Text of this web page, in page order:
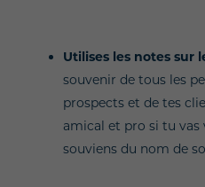
Utilises les notes sur
souvenir de tous les
prospects et de tes
amical et pro si tu
souviens du nom de